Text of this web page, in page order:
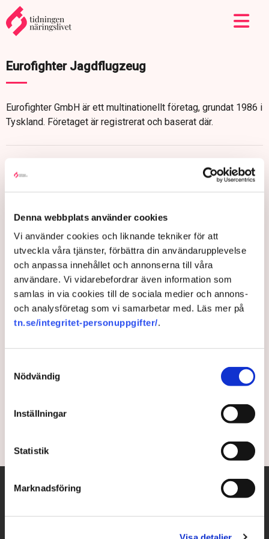
Denna webbplats använder cookies
Vi använder cookies och liknande tekniker för att
utveckla våra tjänster, förbättra din användarupplevelse
och anpassa innehållet och annonserna till våra
användare. Vi vidarebefordrar även information som
samlas in via cookies till de sociala medier och annons-
och analysföretag som vi samarbetar med. Läs mer på
tn.se/integritet-personuppgifter/.
Nödvändig
Inställningar
Statistik
Marknadsföring
Eurofighter Jagdflugzeug
Eurofighter GmbH är ett multinationellt företag, grundat 1986 i
Tyskland. Företaget är registrerat och baserat där.
Ledare: Blågult samarbete ett
styrkebesked
möjligheter för Sverige att dra nytta av de ukrainska